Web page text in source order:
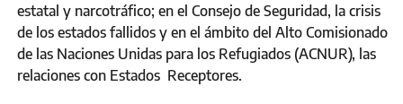
estatal y narcotráfico; en el Consejo de Seguridad, la crisis
de los estados fallidos y en el ámbito del Alto Comisionado
de las Naciones Unidas para los Refugiados (ACNUR), las
relaciones con Estados Receptores.